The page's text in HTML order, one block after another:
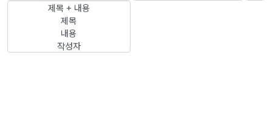
제목 + 내용
제목
내용
작성자